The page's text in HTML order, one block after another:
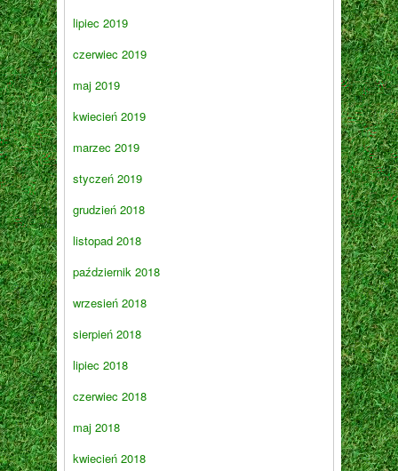
lipiec 2019
czerwiec 2019
maj 2019
kwiecień 2019
marzec 2019
styczeń 2019
grudzień 2018
listopad 2018
październik 2018
wrzesień 2018
sierpień 2018
lipiec 2018
czerwiec 2018
maj 2018
kwiecień 2018